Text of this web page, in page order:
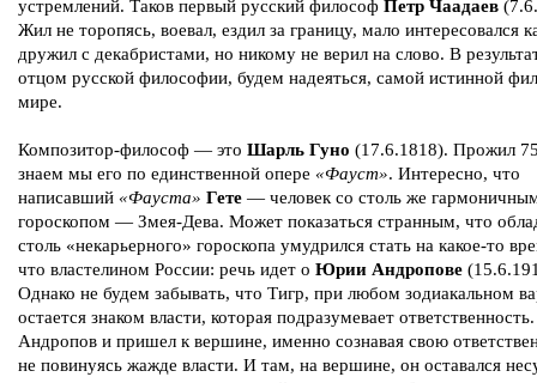
устремлений. Таков первый русский философ Петр Чаадаев
Жил не торопясь, воевал, ездил за границу, мало интересовался
дружил с декабристами, но никому не верил на слово. В
отцом русской философии, будем надеяться, самой истинной
мире.
Композитор-философ — это Шарль Гуно (17.6.1818). Прожил
знаем мы его по единственной опере «Фауст». Интересно, что
написавший «Фауста» Гете — человек со столь же
гороскопом — Змея-Дева. Может показаться странным, что
столь «некарьерного» гороскопа умудрился стать на какое-то
что властелином России: речь идет о Юрии Андропове
Однако не будем забывать, что Тигр, при любом зодиакальном
остается знаком власти, которая подразумевает ответственность.
Андропов и пришел к вершине, именно сознавая свою
не повинуясь жажде власти. И там, на вершине, он оставался